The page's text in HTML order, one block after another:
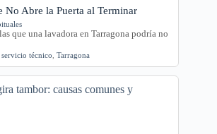
No Abre la Puerta al Terminar
que una lavadora en Tarragona podría no
servicio técnico Tarragona